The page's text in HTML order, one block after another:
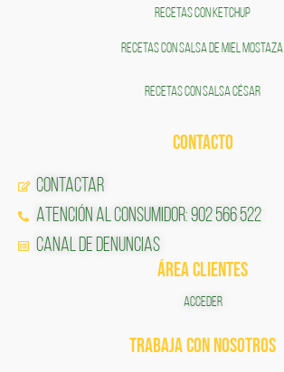
RECETAS CON KETCHUP
RECETAS CON SALSA DE MIEL MOSTAZA
RECETAS CON SALSA CÉSAR
CONTACTO
Contactar
Atención al Consumidor: 902 566 522
Canal de Denuncias
ÁREA CLIENTES
ACCEDER
TRABAJA CON NOSOTROS